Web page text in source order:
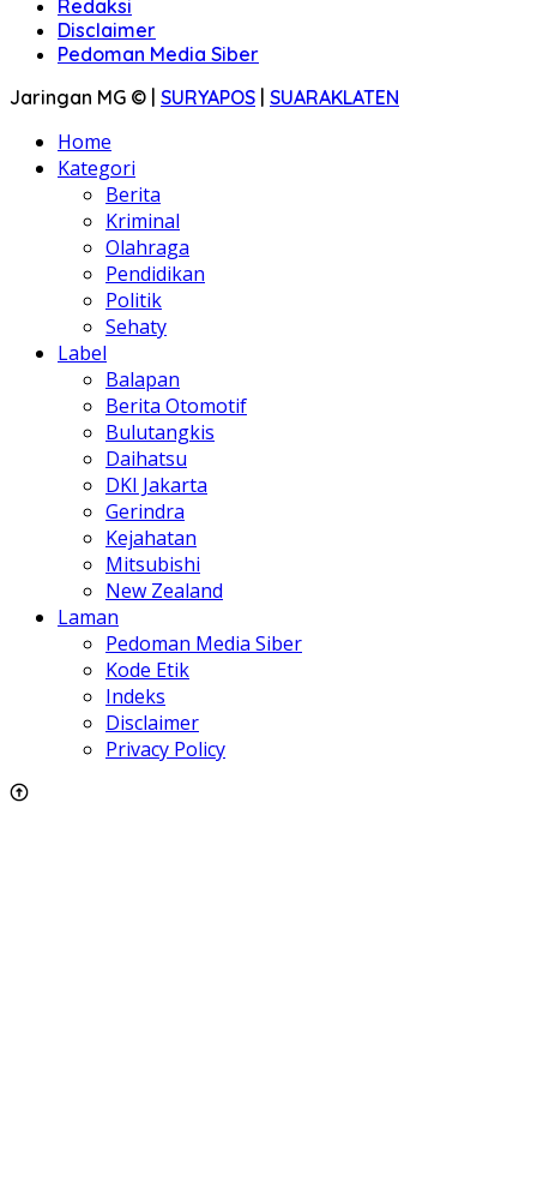
Redaksi
Disclaimer
Pedoman Media Siber
Jaringan MG © | SURYAPOS | SUARAKLATEN
Home
Kategori
Berita
Kriminal
Olahraga
Pendidikan
Politik
Sehaty
Label
Balapan
Berita Otomotif
Bulutangkis
Daihatsu
DKI Jakarta
Gerindra
Kejahatan
Mitsubishi
New Zealand
Laman
Pedoman Media Siber
Kode Etik
Indeks
Disclaimer
Privacy Policy